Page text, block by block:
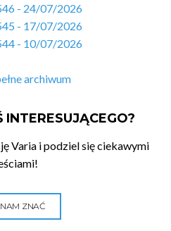
- 24/07/2026
- 17/07/2026
- 10/07/2026
archiwum
INTERESUJĄCEGO?
Varia i podziel się ciekawymi
ZNAĆ